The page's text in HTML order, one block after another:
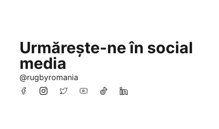
Urmărește-ne în social
media
@rugbyromania